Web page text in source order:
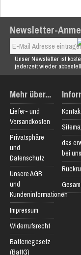
Newsletter-
Unser Newsletter ist
jederzeit wieder
Mehr über...
Liefer- und
Versandkosten
Privatsphäre
und
Datenschutz
Unsere AGB
und
Kundeninformationen
Impressum
Widerrufsrecht
Batteriegesetz
(BattG)
das
bei